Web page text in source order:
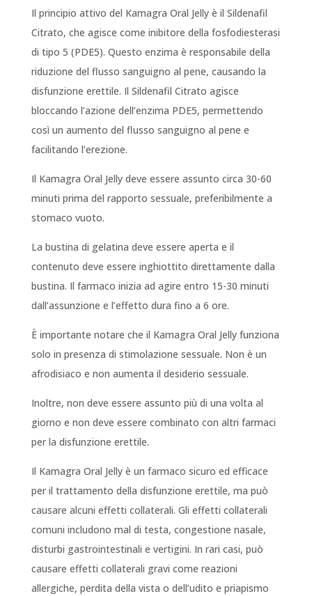
Il principio attivo del Kamagra Oral Jelly è il Sildenafil
Citrato, che agisce come inibitore della fosfodiesterasi
di tipo 5 (PDE5). Questo enzima è responsabile della
riduzione del flusso sanguigno al pene, causando la
disfunzione erettile. Il Sildenafil Citrato agisce
bloccando l’azione dell’enzima PDE5, permettendo
così un aumento del flusso sanguigno al pene e
facilitando l’erezione.
Il Kamagra Oral Jelly deve essere assunto circa 30-60
minuti prima del rapporto sessuale, preferibilmente a
stomaco vuoto.
La bustina di gelatina deve essere aperta e il
contenuto deve essere inghiottito direttamente dalla
bustina. Il farmaco inizia ad agire entro 15-30 minuti
dall’assunzione e l’effetto dura fino a 6 ore.
È importante notare che il Kamagra Oral Jelly funziona
solo in presenza di stimolazione sessuale. Non è un
afrodisiaco e non aumenta il desiderio sessuale.
Inoltre, non deve essere assunto più di una volta al
giorno e non deve essere combinato con altri farmaci
per la disfunzione erettile.
Il Kamagra Oral Jelly è un farmaco sicuro ed efficace
per il trattamento della disfunzione erettile, ma può
causare alcuni effetti collaterali. Gli effetti collaterali
comuni includono mal di testa, congestione nasale,
disturbi gastrointestinali e vertigini. In rari casi, può
causare effetti collaterali gravi come reazioni
allergiche, perdita della vista o dell’udito e priapismo